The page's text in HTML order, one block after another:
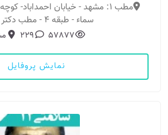
سماء - طبقه 4 - مطب دکتر تیوری
57877
229
نمایش پروفایل